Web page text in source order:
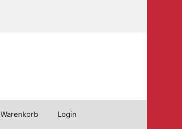
Warenkorb Login